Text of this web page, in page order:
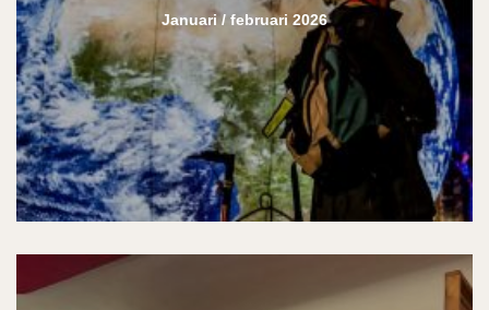
Januari / februari 2026